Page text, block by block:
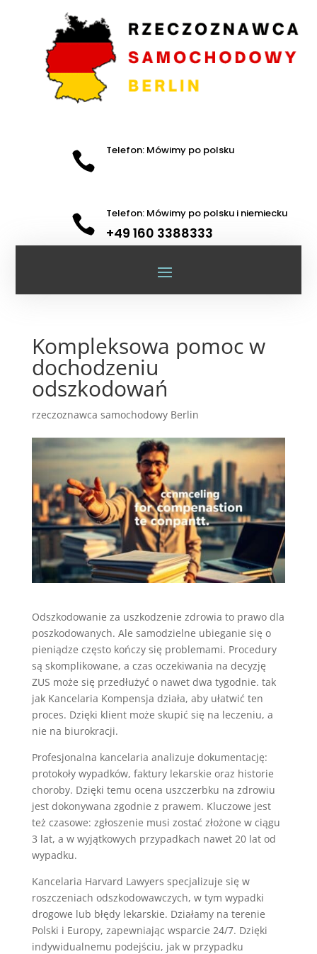
 Telefon: Mówimy po polsku
 Telefon: Mówimy po polsku i niemiecku
+49 160 3388333
Kompleksowa pomoc w
dochodzeniu
odszkodowań
rzeczoznawca samochodowy Berlin
Odszkodowanie za uszkodzenie zdrowia to prawo dla
poszkodowanych. Ale samodzielne ubieganie się o
pieniądze często kończy się problemami. Procedury
są skomplikowane, a czas oczekiwania na decyzję
ZUS może się przedłużyć o nawet dwa tygodnie. tak
jak Kancelaria Kompensja działa, aby ułatwić ten
proces. Dzięki klient może skupić się na leczeniu, a
nie na biurokracji.
Profesjonalna kancelaria analizuje dokumentację:
protokoły wypadków, faktury lekarskie oraz historie
choroby. Dzięki temu ocena uszczerbku na zdrowiu
jest dokonywana zgodnie z prawem. Kluczowe jest
też czasowe: zgłoszenie musi zostać złożone w ciągu
3 lat, a w wyjątkowych przypadkach nawet 20 lat od
wypadku.
Kancelaria Harvard Lawyers specjalizuje się w
roszczeniach odszkodowawczych, w tym wypadki
drogowe lub błędy lekarskie. Działamy na terenie
Polski i Europy, zapewniając wsparcie 24/7. Dzięki
indywidualnemu podejściu, jak w przypadku